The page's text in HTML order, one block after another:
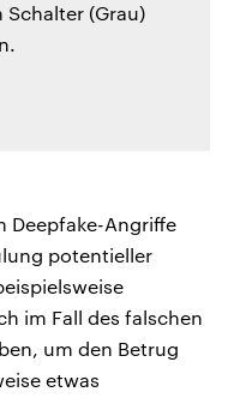
(Grau)
Deepfake-Angriffe
potentieller
im Fall des falschen
um den Betrug
etwas